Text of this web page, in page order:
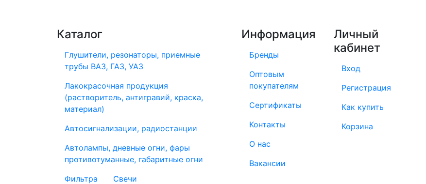
Каталог
Глушители, резонаторы, приемные
трубы ВАЗ, ГАЗ, УАЗ
Лакокрасочная продукция
(растворитель, антигравий, краска,
материал)
Автосигнализации, радиостанции
Автолампы, дневные огни, фары
противотуманные, габаритные огни
Фильтра
Свечи
Информация
Бренды
Оптовым
покупателям
Сертификаты
Контакты
О нас
Вакансии
Личный
кабинет
Вход
Регистрация
Как купить
Корзина